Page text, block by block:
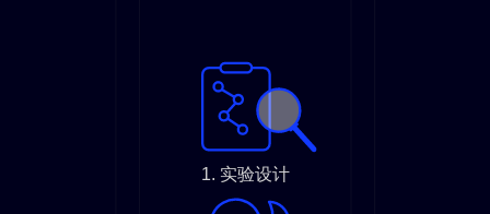
1. 实验设计